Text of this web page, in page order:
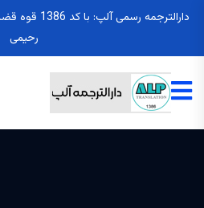
دارالترجمه
رحیمی